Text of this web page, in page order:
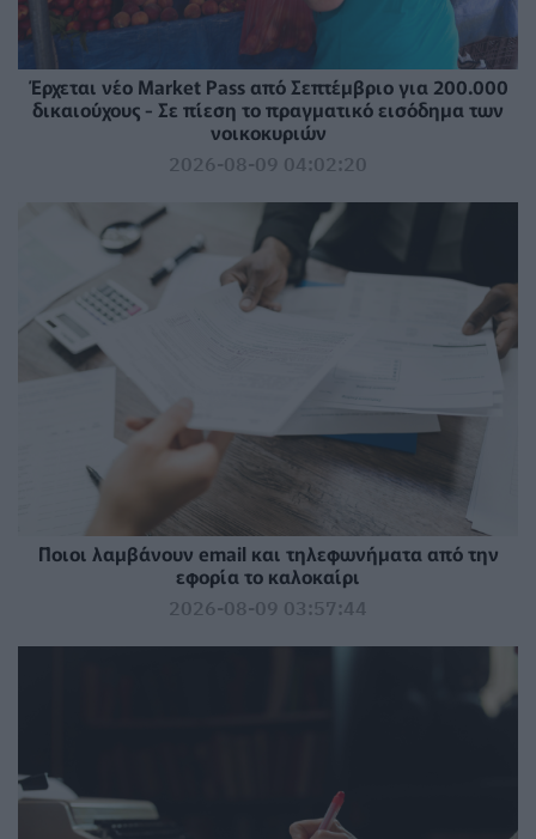
Έρχεται νέο Market Pass από Σεπτέμβριο για 200.000
δικαιούχους - Σε πίεση το πραγματικό εισόδημα των
νοικοκυριών
2026-08-09 04:02:20
Ποιοι λαμβάνουν email και τηλεφωνήματα από την
εφορία το καλοκαίρι
2026-08-09 03:57:44